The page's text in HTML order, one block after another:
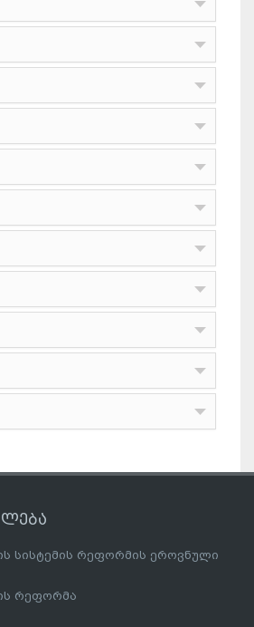
სისტემის რეფორმის ეროვნული
რეფორმა